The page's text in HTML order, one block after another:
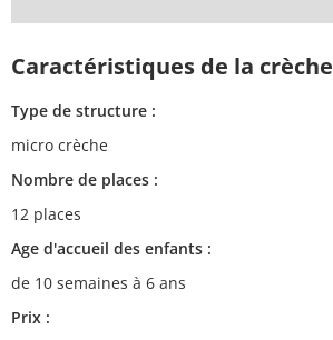
Caractéristiques de la crèche
Type de structure :
micro crèche
Nombre de places :
12 places
Age d'accueil des enfants :
de 10 semaines à 6 ans
Prix :